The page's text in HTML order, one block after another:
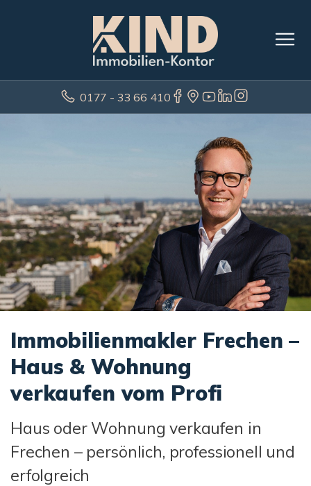
0177 - 33 66 410
Immobilienmakler Frechen –
Haus & Wohnung
verkaufen vom Profi
Haus oder Wohnung verkaufen in
Frechen – persönlich, professionell und
erfolgreich